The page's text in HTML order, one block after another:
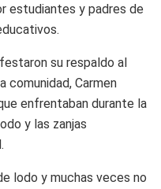
estudiantes y padres de
su respaldo al
comunidad, Carmen
enfrentaban durante la
y las zanjas
lodo y muchas veces no